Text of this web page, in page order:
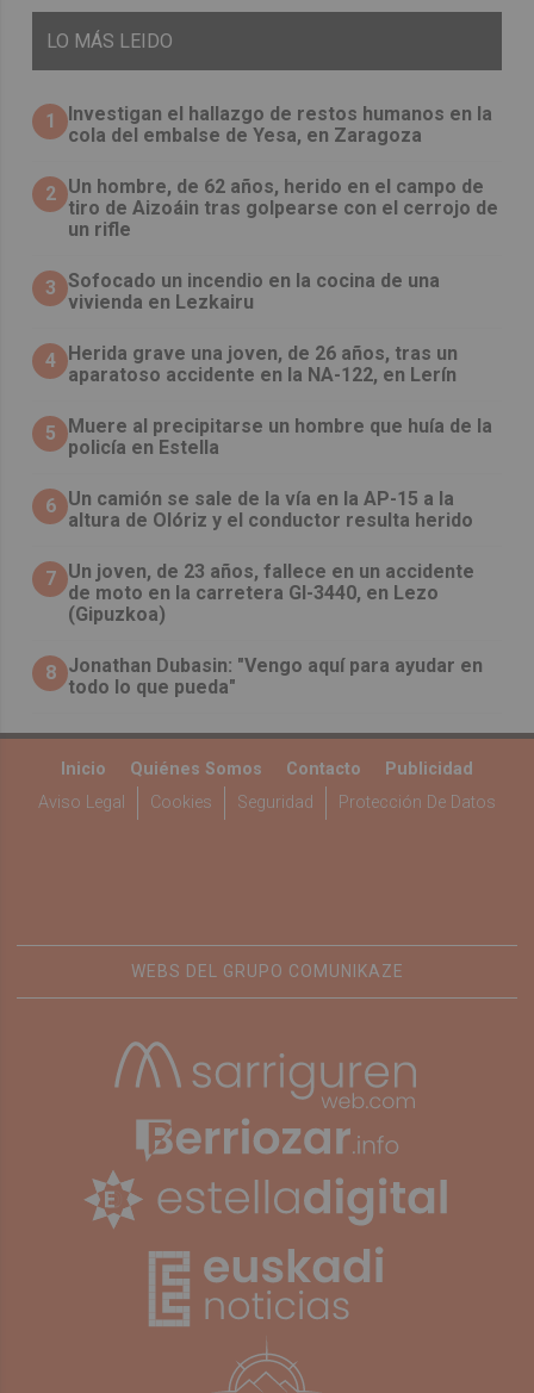
LO MÁS LEIDO
1
Investigan el hallazgo de restos humanos en la
cola del embalse de Yesa, en Zaragoza
2 Un hombre, de 62 años, herido en el campo de
tiro de Aizoáin tras golpearse con el cerrojo de
un rifle
3 Sofocado un incendio en la cocina de una
vivienda en Lezkairu
4
Herida grave una joven, de 26 años, tras un
aparatoso accidente en la NA-122, en Lerín
5
Muere al precipitarse un hombre que huía de la
policía en Estella
6 Un camión se sale de la vía en la AP-15 a la
altura de Olóriz y el conductor resulta herido
7 Un joven, de 23 años, fallece en un accidente
de moto en la carretera GI-3440, en Lezo
(Gipuzkoa)
8 Jonathan Dubasin: "Vengo aquí para ayudar en
todo lo que pueda"
Inicio Quiénes Somos Contacto
Publicidad
Aviso Legal
Cookies Seguridad Protección De Datos
WEBS DEL GRUPO COMUNIKAZE